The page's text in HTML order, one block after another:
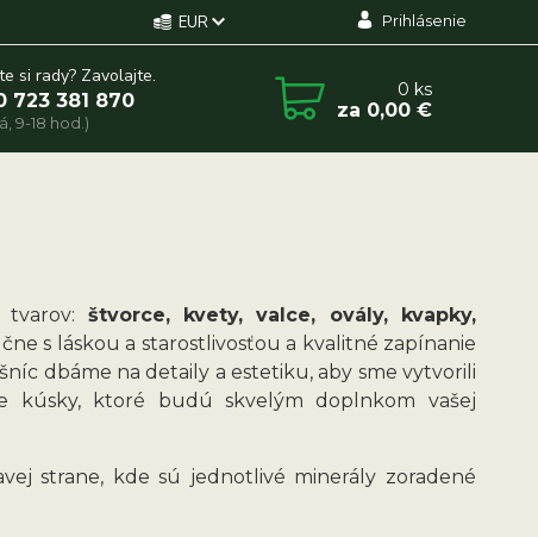
EUR Prihlásenie
si rady? Zavolajte.
723 381 870
9-18 hod.)
0 ks
za 0,00 €
tvarov: štvorce, kvety, valce, ovály, kvapky,
s láskou a starostlivosťou a kvalitné zapínanie
dbáme na detaily a estetiku, aby sme vytvorili
kúsky, ktoré budú skvelým doplnkom vašej
strane, kde sú jednotlivé minerály zoradené